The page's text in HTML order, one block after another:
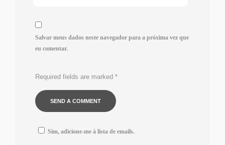
Salvar meus dados neste navegador para a próxima vez que
eu comentar.
Required fields are marked *
Sim, adicione-me à lista de emails.